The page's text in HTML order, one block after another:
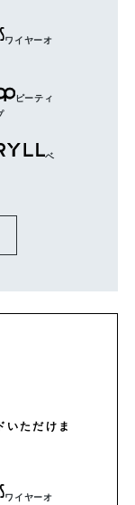
ワイヤーオ
ピーティ
ベ
ただけま
ワイヤーオ